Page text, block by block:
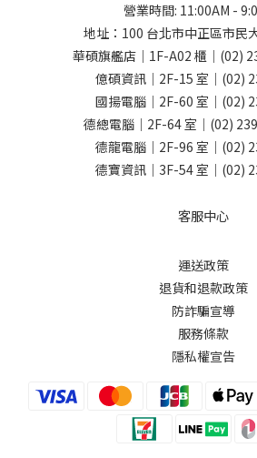
營業時間: 11:00AM -
地址： 100 台北市中正區市民
華碩旗艦店｜1F-A02 櫃｜ (02)
億碩資訊｜2F-15 室｜ (02)
國揚電腦｜2F-60 室｜ (02)
德總電腦｜2F-64 室｜ (02)
德龍電腦｜2F-96 室｜ (02)
德寶資訊｜3F-54 室｜ (02)
客服中心
運送政策
退貨和退款政策
防詐騙宣導
服務條款
隱私權宣告